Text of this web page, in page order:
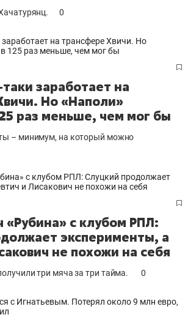
0
заработает на
Но «Наполи»
раз меньше, чем мог бы
– минимум, на который можно
«Рубина» с клубом РПЛ:
эксперименты, а
не похожи на себя
три мяча за три тайма. 0